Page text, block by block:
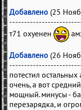
Добавлено (25
т71 охуенен
Добавлено (26
потестил
очень, а вот
мощный. минусы -
перезарядка, и